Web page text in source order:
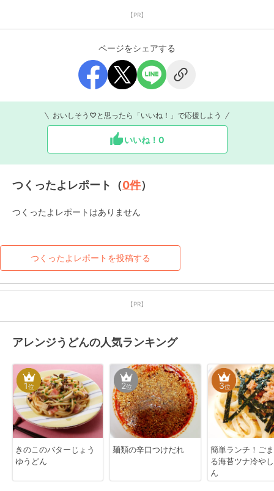
【PR】
ページをシェアする
おいしそう♡と思ったら「いいね！」で応援しよう
いいね！ 0
つくったよレポート（0件）
つくったよレポートはありません
つくったよレポートを投稿する
【PR】
アレンジうどんの人気ランキング
1位
きのこのバターじょう
ゆうどん
2位
麺類の辛口つけだれ
3位
簡単ランチ！ご
る海苔ツナ冷や
ん